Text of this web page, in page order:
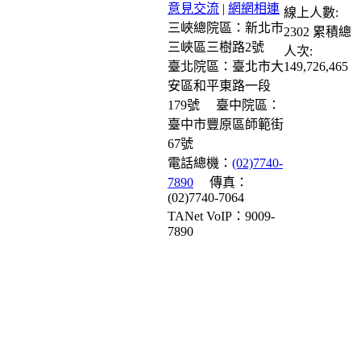
意見交流 | 網網相連
三峽總院區：新北市
三峽區三樹路2號
臺北院區：臺北市大
安區和平東路一段
179號
臺中院區：
臺中市豐原區師範街
67號
電話總機： (02)7740-
7890
傳真：
(02)7740-7064
TANet VoIP：9009-
7890
線上人數:
2302 累積總
人次:
149,726,465